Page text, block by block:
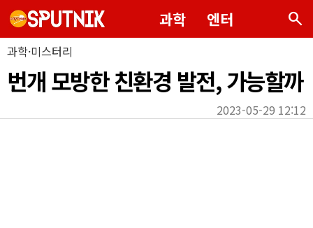
과학 엔터 search
과학·미스터리
번개 모방한 친환경 발전, 가능할까
2023-05-29 12:12